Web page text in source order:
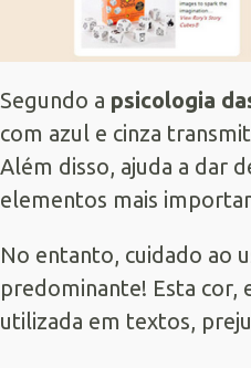
Segundo a psicologia
com azul e cinza
Além disso, ajuda a dar
elementos mais
No entanto, cuidado ao
predominante! Esta cor,
utilizada em textos,